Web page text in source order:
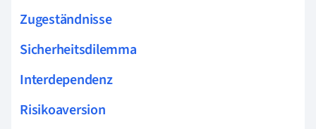
Zugeständnisse
Sicherheitsdilemma
Interdependenz
Risikoaversion